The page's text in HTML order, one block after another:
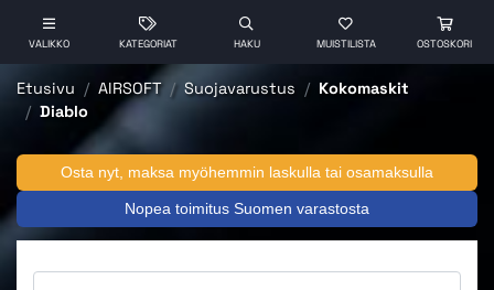
VALIKKO KATEGORIAT HAKU MUISTILISTA OSTOSKORI
Etusivu AIRSOFT Suojavarustus
Kokomaskit
Diablo
Osta nyt, maksa myöhemmin laskulla tai osamaksulla
Nopea toimitus Suomen varastosta